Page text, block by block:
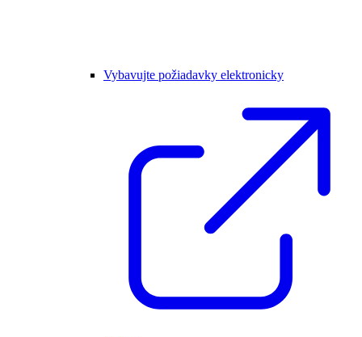
Vybavujte požiadavky elektronicky